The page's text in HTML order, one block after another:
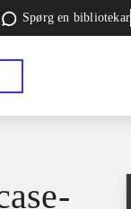
Spørg en bibliotekar